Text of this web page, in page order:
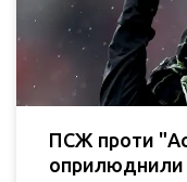
ПСЖ проти
оприлюднили